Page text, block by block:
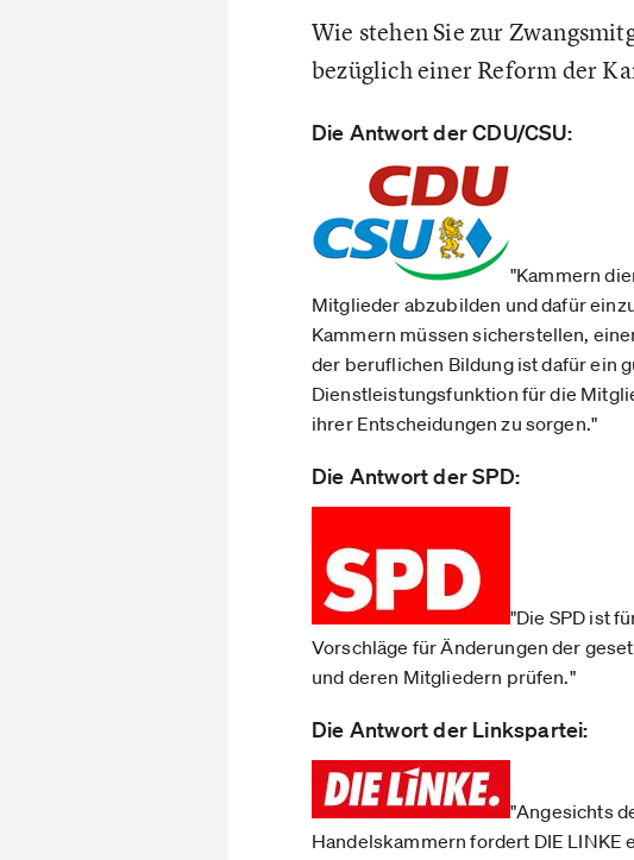
Wie stehen Sie zur
bezüglich einer Reform der
Die Antwort der CDU/CSU:
"Kammern
Mitglieder abzubilden und dafür
Kammern müssen sicherstellen,
der beruflichen Bildung ist dafür ein
Dienstleistungsfunktion für die
ihrer Entscheidungen zu sorgen."
Die Antwort der SPD:
"Die SPD ist
Vorschläge für Änderungen der
und deren Mitgliedern prüfen."
Die Antwort der Linkspartei:
"Angesichts
Handelskammern fordert DIE LINKE